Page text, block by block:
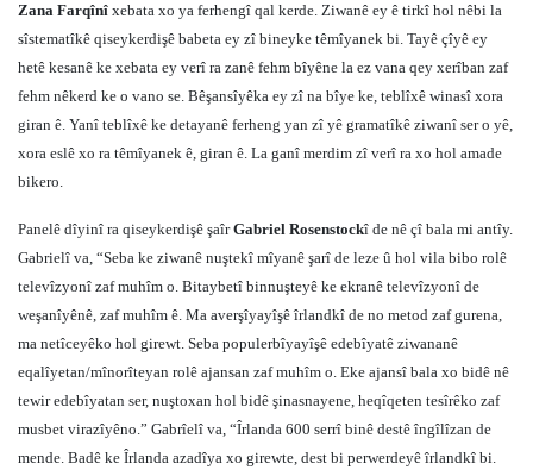
Zana Farqînî xebata xo ya ferhengî qal kerde. Ziwanê ey ê tirkî hol nêbi la
sîstematîkê qiseykerdişê babeta ey zî bineyke têmîyanek bi. Tayê çîyê ey
hetê kesanê ke xebata ey verî ra zanê fehm bîyêne la ez vana qey xerîban zaf
fehm nêkerd ke o vano se. Bêşansîyêka ey zî na bîye ke, teblîxê winasî xora
giran ê. Yanî teblîxê ke detayanê ferheng yan zî yê gramatîkê ziwanî ser o yê,
xora eslê xo ra têmîyanek ê, giran ê. La ganî merdim zî verî ra xo hol amade
bikero.
Panelê dîyinî ra qiseykerdişê şaîrGabriel Rosenstockî de nê çî bala mi antîy.
Gabrielî va, “Seba ke ziwanê nuştekî mîyanê şarî de leze û hol vila bibo rolê
televîzyonî zaf muhîm o. Bitaybetî binnuşteyê ke ekranê televîzyonî de
weşanîyênê, zaf muhîm ê. Ma averşîyayîşê îrlandkî de no metod zaf gurena,
ma netîceyêko hol girewt. Seba populerbîyayîşê edebîyatê ziwananê
eqalîyetan/mînorîteyan rolê ajansan zaf muhîm o. Eke ajansî bala xo bidê nê
tewir edebîyatan ser, nuştoxan hol bidê şinasnayene, heqîqeten tesîrêko zaf
musbet virazîyêno.” Gabrîelî va, “Îrlanda 600 serrî binê destê îngîlîzan de
mende. Badê ke Îrlanda azadîya xo girewte, dest bi perwerdeyê îrlandkî bi.